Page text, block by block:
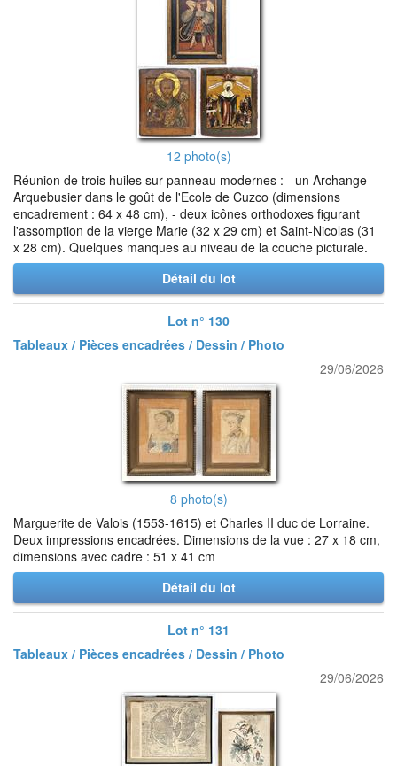
12 photo(s)
Réunion de trois huiles sur panneau modernes : - un Archange
Arquebusier dans le goût de l'Ecole de Cuzco (dimensions
encadrement : 64 x 48 cm), - deux icônes orthodoxes figurant
l'assomption de la vierge Marie (32 x 29 cm) et Saint-Nicolas (31
x 28 cm). Quelques manques au niveau de la couche picturale.
Détail du lot
Lot n° 130
Tableaux / Pièces encadrées / Dessin / Photo
29/06/2026
8 photo(s)
Marguerite de Valois (1553-1615) et Charles II duc de Lorraine.
Deux impressions encadrées. Dimensions de la vue : 27 x 18 cm,
dimensions avec cadre : 51 x 41 cm
Détail du lot
Lot n° 131
Tableaux / Pièces encadrées / Dessin / Photo
29/06/2026